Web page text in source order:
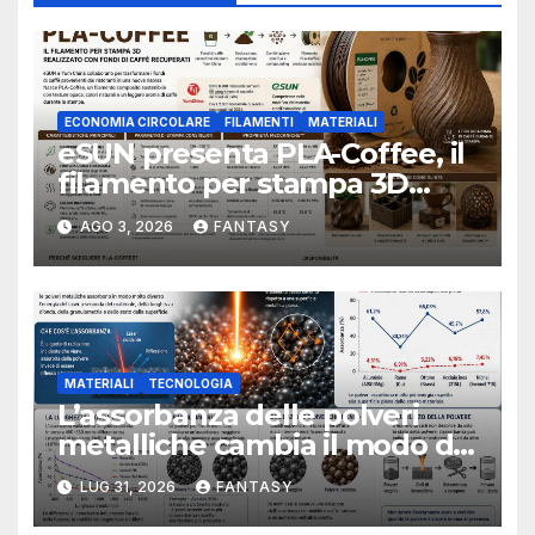
ottenere la struttura
stampata (d).
ECONOMIA CIRCOLARE FILAMENTI MATERIALI
eSUN presenta PLA-Coffee, il
filamento per stampa 3D
sviluppato con fondi di caffè
recuperati
AGO 3, 2026 FANTASY
MATERIALI TECNOLOGIA
L’assorbanza delle polveri
metalliche cambia il modo di
interpretare la fusione laser
LUG 31, 2026 FANTASY